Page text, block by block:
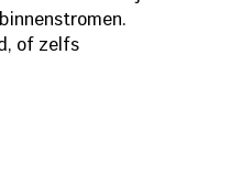
of zelfs